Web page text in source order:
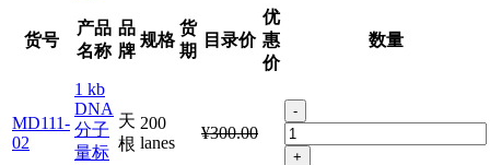
货号
产品
名称
品
牌
规格
货
期
目录价
优
惠
价
数量
MD111-
02
1 kb
DNA
分子
量标
天
根
200
lanes
¥300.00
-
+